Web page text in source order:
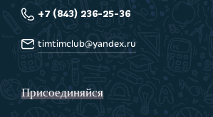
+7 (843) 236-25-36
timtimclub@yandex.ru
Присоединяйся